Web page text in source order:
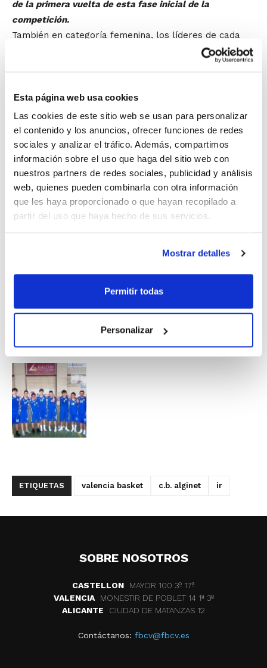
Esta página web usa cookies
Las cookies de este sitio web se usan para personalizar
el contenido y los anuncios, ofrecer funciones de redes
sociales y analizar el tráfico. Además, compartimos
información sobre el uso que haga del sitio web con
nuestros partners de redes sociales, publicidad y análisis
web, quienes pueden combinarla con otra información
que les haya proporcionado o que hayan recopilado a
partir del uso que haya hecho de sus servicios.
Mostrar detalles
Permitir todas
Personalizar
de la primera vuelta de esta fase inicial de la
competición.
También en categoría femenina, los líderes de cada
yBF San
C.B.F.
cabeza de la clasificación no habiendo perdido todavía
ningún partido.
Según viene establecido en los Sistemas
de Competición, los cuatro mejores
equipos de cada grupo al término de la 1ª
Fase conseguirán el acceso al Grupo 1, del
por el título de campeón autonómico.
ETIQUETAS valencia basket c.b. alginet ir
SOBRE NOSOTROS
CASTELLON
MAYOR 100 3º 17ª
VALENCIA
MONESTIR DE POBLET 14 1ª 3º
ALICANTE
CIUDAD DE MATANZAS 12
Contáctanos: fbcv@fbcv.es